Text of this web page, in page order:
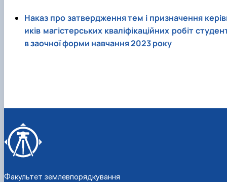
Наказ про затвердження тем і призначення
иків магістерських кваліфікаційних робіт
в заочної форми навчання 2023 року
Факультет землевпорядкування